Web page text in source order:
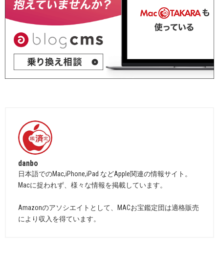
danbo
日本語でのMac,iPhone,iPad などApple関連の情報サイト。
Macに捉われず、様々な情報を掲載しています。
Amazonのアソシエイトとして、MACお宝鑑定団は適格販売
により収入を得ています。